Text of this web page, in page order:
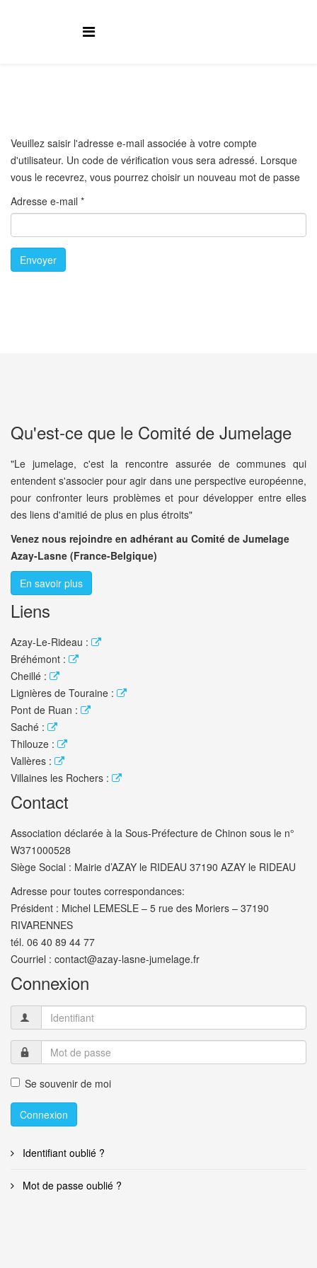
Veuillez saisir l'adresse e-mail associée à votre compte
d'utilisateur. Un code de vérification vous sera adressé. Lorsque
vous le recevrez, vous pourrez choisir un nouveau mot de passe
Adresse e-mail *
Envoyer
Qu'est-ce que le Comité de Jumelage
"Le jumelage, c'est la rencontre assurée de communes qui
entendent s'associer pour agir dans une perspective européenne,
pour confronter leurs problèmes et pour développer entre elles
des liens d'amitié de plus en plus étroits"
Venez nous rejoindre en adhérant au Comité de Jumelage
Azay-Lasne (France-Belgique)
En savoir plus
Liens
Azay-Le-Rideau :
Bréhémont :
Cheillé :
Lignières de Touraine :
Pont de Ruan :
Saché :
Thilouze :
Vallères :
Villaines les Rochers :
Contact
Association déclarée à la Sous-Préfecture de Chinon sous le n°
W371000528
Siège Social : Mairie d’AZAY le RIDEAU 37190 AZAY le RIDEAU
Adresse pour toutes correspondances:
Président : Michel LEMESLE – 5 rue des Moriers – 37190
RIVARENNES
tél. 06 40 89 44 77
Courriel : contact@azay-lasne-jumelage.fr
Connexion
Se souvenir de moi
Connexion
Identifiant oublié ?
Mot de passe oublié ?